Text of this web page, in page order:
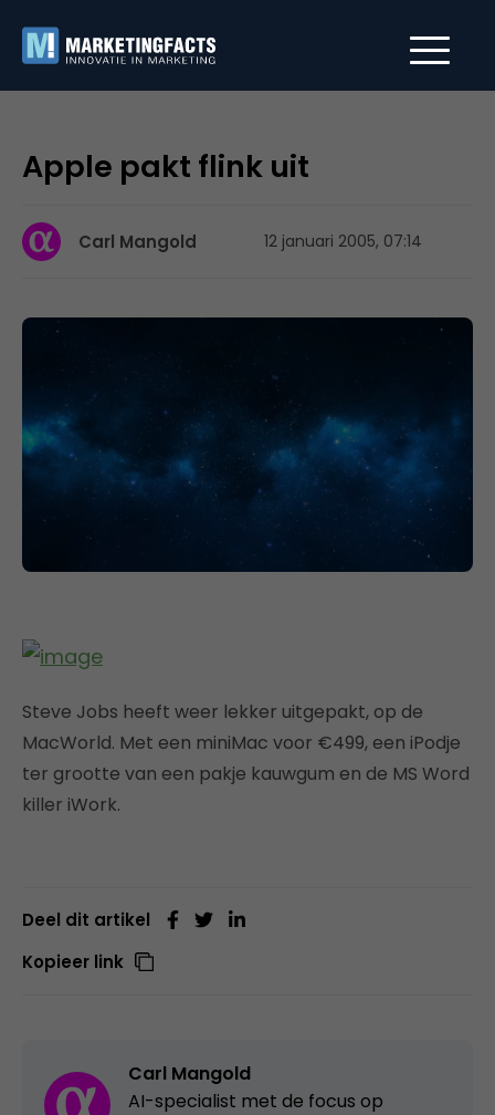
Apple pakt flink uit
Carl Mangold 12 januari 2005, 07:14
Steve Jobs heeft weer lekker uitgepakt, op de
MacWorld. Met een miniMac voor €499, een iPodje
ter grootte van een pakje kauwgum en de MS Word
killer iWork.
Deel dit artikel
Kopieer link
Carl Mangold
AI-specialist met de focus op